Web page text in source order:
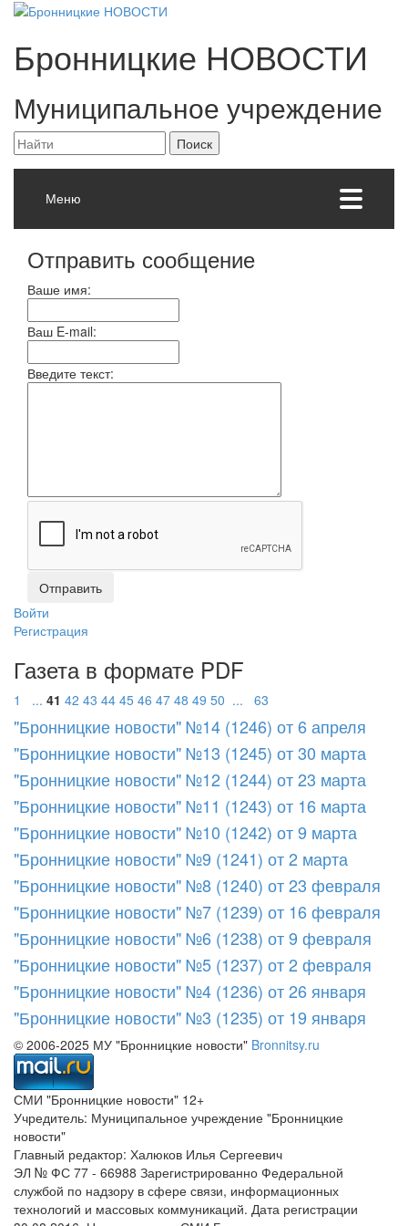
Бронницкие НОВОСТИ
Муниципальное учреждение
Меню
Отправить сообщение
Ваше имя:
Ваш E-mail:
Введите текст:
Войти
Регистрация
Газета в формате PDF
1 ... 41 42 43 44 45 46 47 48 49 50 ... 63
"Бронницкие новости" №14 (1246) от 6 апреля
"Бронницкие новости" №13 (1245) от 30 марта
"Бронницкие новости" №12 (1244) от 23 марта
"Бронницкие новости" №11 (1243) от 16 марта
"Бронницкие новости" №10 (1242) от 9 марта
"Бронницкие новости" №9 (1241) от 2 марта
"Бронницкие новости" №8 (1240) от 23 февраля
"Бронницкие новости" №7 (1239) от 16 февраля
"Бронницкие новости" №6 (1238) от 9 февраля
"Бронницкие новости" №5 (1237) от 2 февраля
"Бронницкие новости" №4 (1236) от 26 января
"Бронницкие новости" №3 (1235) от 19 января
© 2006-2025 МУ "Бронницкие новости" Bronnitsy.ru
СМИ "Бронницкие новости" 12+
Учредитель: Муниципальное учреждение "Бронницкие
новости"
Главный редактор: Халюков Илья Сергеевич
ЭЛ № ФС 77 - 66988 Зарегистрированно Федеральной
службой по надзору в сфере связи, информационных
технологий и массовых коммуникаций. Дата регистрации